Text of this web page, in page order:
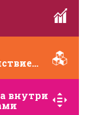
…
внутри